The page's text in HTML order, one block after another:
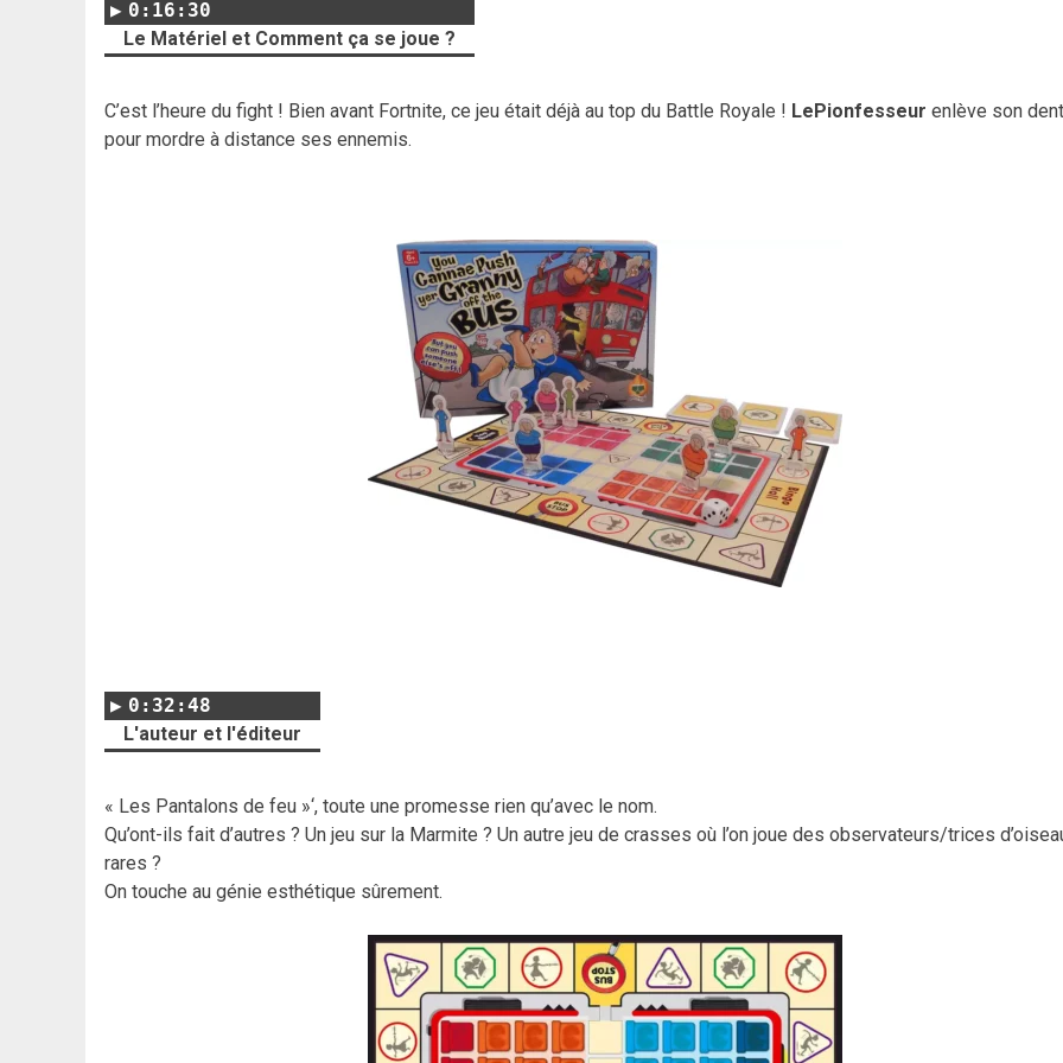
0:16:30
Le Matériel et Comment ça se joue ?
C’est l’heure du fight ! Bien avant Fortnite, ce jeu était déjà au top du Battle Royale ! LePionfesseur enlève son
pour mordre à distance ses ennemis.
0:32:48
L'auteur et l'éditeur
« Les Pantalons de feu »‘, toute une promesse rien qu’avec le nom.
Qu’ont-ils fait d’autres ? Un jeu sur la Marmite ? Un autre jeu de crasses où l’on joue des observateurs/trices
rares ?
On touche au génie esthétique sûrement.